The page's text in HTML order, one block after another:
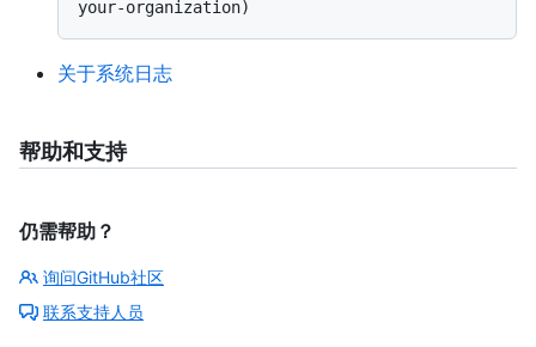
关于系统日志
帮助和支持
仍需帮助？
询问GitHub社区
联系支持人员